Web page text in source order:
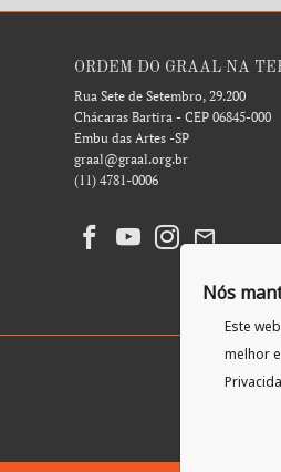
ORDEM DO GRAAL NA
Rua Sete de Setembro, 29.200
Chácaras Bartira - CEP 06845-000
Embu das Artes -SP
graal@graal.org.br
(11) 4781-0006
Nós
Este
melhor